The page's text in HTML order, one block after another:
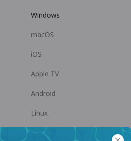
Windows
macOS
iOS
Apple TV
Android
Linux
Android TV